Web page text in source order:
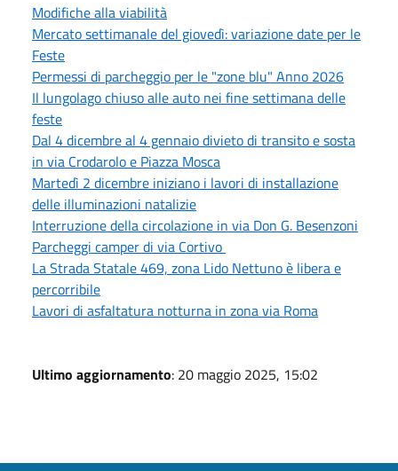
Modifiche alla viabilità
Mercato settimanale del giovedì: variazione date per le
Feste
Permessi di parcheggio per le "zone blu" Anno 2026
Il lungolago chiuso alle auto nei fine settimana delle
feste
Dal 4 dicembre al 4 gennaio divieto di transito e sosta
in via Crodarolo e Piazza Mosca
Martedì 2 dicembre iniziano i lavori di installazione
delle illuminazioni natalizie
Interruzione della circolazione in via Don G. Besenzoni
Parcheggi camper di via Cortivo
La Strada Statale 469, zona Lido Nettuno è libera e
percorribile
Lavori di asfaltatura notturna in zona via Roma
Ultimo aggiornamento: 20 maggio 2025, 15:02